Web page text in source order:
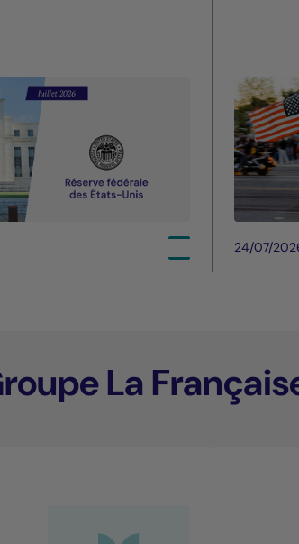
24/07/
La